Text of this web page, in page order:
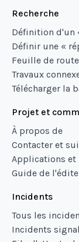
Recherche
Définition d'un
Définir une «
Feuille de
Travaux
Télécharger la
Projet et
À propos de
Contacter et
Applications et
Guide de
Incidents
Tous les
Incidents